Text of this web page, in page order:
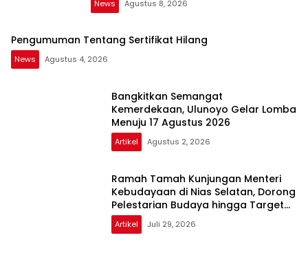
News Agustus 8, 2026
Pengumuman Tentang Sertifikat Hilang
News Agustus 4, 2026
Bangkitkan Semangat
Kemerdekaan, Ulunoyo Gelar Lomba
Menuju 17 Agustus 2026
Artikel Agustus 2, 2026
Ramah Tamah Kunjungan Menteri
Kebudayaan di Nias Selatan, Dorong
Pelestarian Budaya hingga Target
UNESCO
Artikel Juli 29, 2026